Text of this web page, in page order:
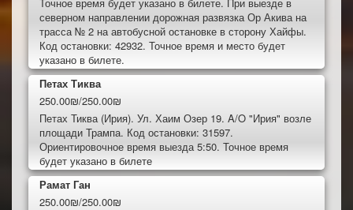
северном направлении дорожная развязка Ор Акива на
трасса № 2 на автобусной остановке в сторону Хайфы.
Код остановки: 42932. Точное время и место будет
указано в билете.
Петах Тиква
250.00₪/250.00₪
Петах Тиква (Ирия). Ул. Хаим Озер 19. A/O "Ирия" возле
площади Трампа. Код остановки: 31597.
Ориентировочное время выезда 5:50. Точное время
будет указано в билете
Рамат Ган
250.00₪/250.00₪